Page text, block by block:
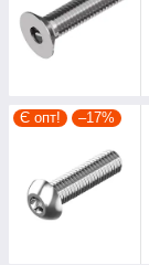
Є опт! –17%